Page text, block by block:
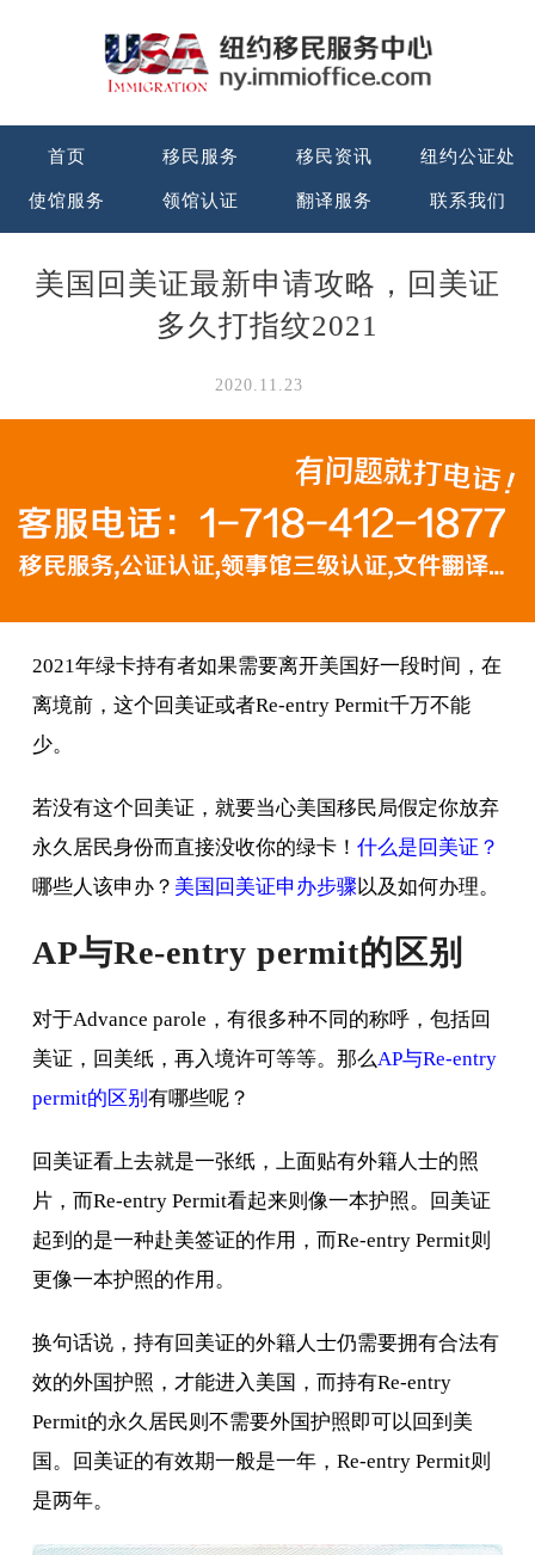
首页 移民服务 移民资讯 纽约公证处
使馆服务 领馆认证 翻译服务 联系我们
美国回美证最新申请攻略，回美证
多久打指纹2021
2020.11.23
2021年绿卡持有者如果需要离开美国好一段时间，在
离境前，这个回美证或者Re-entry Permit千万不能
少。
若没有这个回美证，就要当心美国移民局假定你放弃
永久居民身份而直接没收你的绿卡！ 什么是回美证？
哪些人该申办？ 美国回美证申办步骤 以及如何办理。
AP与Re-entry permit的区别
对于Advance parole，有很多种不同的称呼，包括回
美证，回美纸，再入境许可等等。那么AP与Re-entry
permit的区别 有哪些呢？
回美证看上去就是一张纸，上面贴有外籍人士的照
片，而Re-entry Permit看起来则像一本护照。回美证
起到的是一种赴美签证的作用，而Re-entry Permit则
更像一本护照的作用。
换句话说，持有回美证的外籍人士仍需要拥有合法有
效的外国护照，才能进入美国，而持有Re-entry
Permit的永久居民则不需要外国护照即可以回到美
国。回美证的有效期一般是一年，Re-entry Permit则
是两年。